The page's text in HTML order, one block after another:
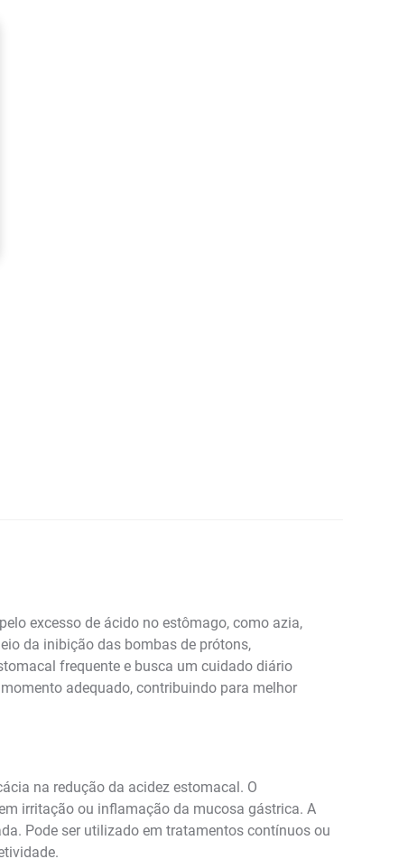
excesso de ácido no estômago, como azia,
da inibição das bombas de prótons,
frequente e busca um cuidado diário
adequado, contribuindo para melhor
na redução da acidez estomacal. O
irritação ou inflamação da mucosa gástrica. A
Pode ser utilizado em tratamentos contínuos ou